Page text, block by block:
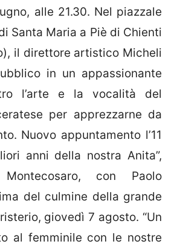
alle 21.30. Nel piazzale
Santa Maria a Piè di Chienti
il direttore artistico Micheli
in un appassionante
l’arte e la vocalità del
per apprezzarne da
Nuovo appuntamento l’11
anni della nostra Anita”,
con Paolo
del culmine della grande
giovedì 7 agosto. “Un
al femminile con le nostre